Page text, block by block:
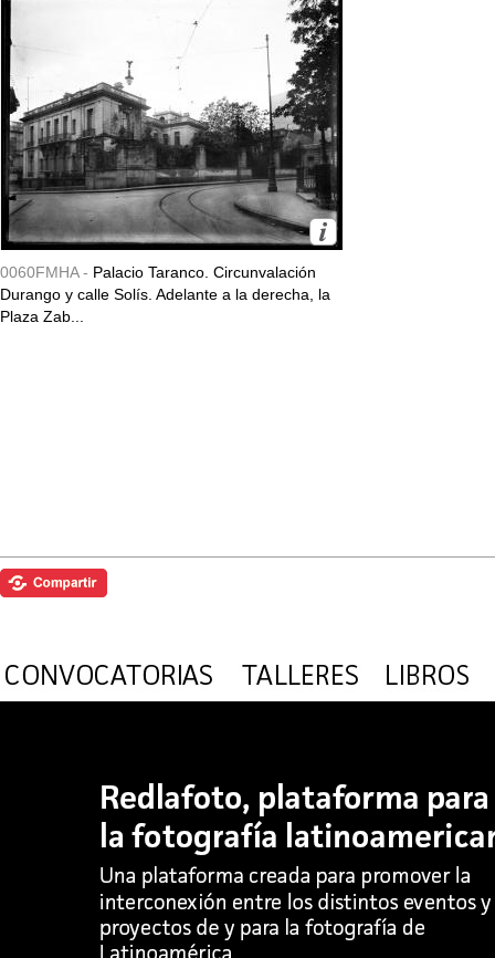
0060FMHA - Palacio Taranco. Circunvalación
Durango y calle Solís. Adelante a la derecha, la
Plaza Zab...